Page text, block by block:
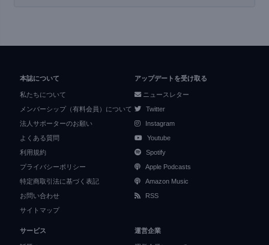
本誌について
私たちについて
メンバーシップ（有料会員）について
法人サポーターのお願い
よくある質問
利用規約
プライバシーポリシー
特定商取引法に基づく表記
お問い合わせ
サイトマップ
アップデートを受け取る
ニュースレター
Twitter
Instagram
Youtube
Spotify
Apple Podcasts
Amazon Music
RSS
サービス 運営企業